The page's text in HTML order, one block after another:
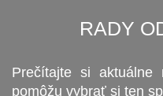
RADY
Prečítajte si
pomôžu vybrať si ten